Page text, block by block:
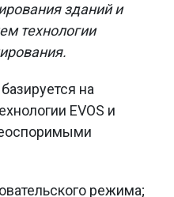
зданий и
технологии
на
EVOS и
режима;